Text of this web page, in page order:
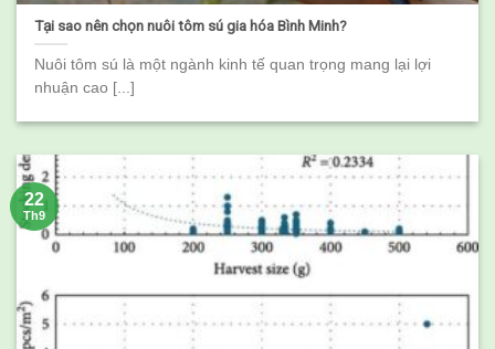
Tại sao nên chọn nuôi tôm sú gia hóa Bình Minh?
Nuôi tôm sú là một ngành kinh tế quan trọng mang lại lợi
nhuận cao [...]
22
Th9